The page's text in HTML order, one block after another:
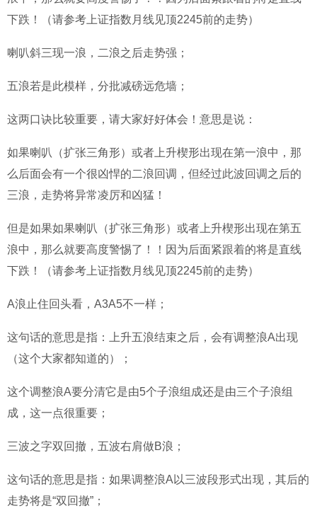
下跌！（请参考上证指数月线见顶2245前的走势）
喇叭斜三现一浪，二浪之后走势强；
五浪若是此模样，分批减磅远危墙；
这两口诀比较重要，请大家好好体会！意思是说：
如果喇叭（扩张三角形）或者上升楔形出现在第一浪中，那
么后面会有一个很凶悍的二浪回调，但经过此波回调之后的
三浪，走势将异常凌厉和凶猛！
但是如果如果喇叭（扩张三角形）或者上升楔形出现在第五
浪中，那么就要高度警惕了！！因为后面紧跟着的将是直线
下跌！（请参考上证指数月线见顶2245前的走势）
A浪止住回头看，A3A5不一样；
这句话的意思是指：上升五浪结束之后，会有调整浪A出现
（这个大家都知道的）；
这个调整浪A要分清它是由5个子浪组成还是由三个子浪组
成，这一点很重要；
三波之字双回撤，五波右肩做B浪；
这句话的意思是指：如果调整浪A以三波段形式出现，其后的
走势将是“双回撤”；